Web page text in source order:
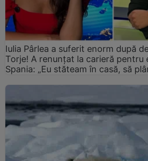
Iulia Pârlea a suferit enorm după
Torje! A renunțat la carieră pentru
Spania: „Eu stăteam în casă, să